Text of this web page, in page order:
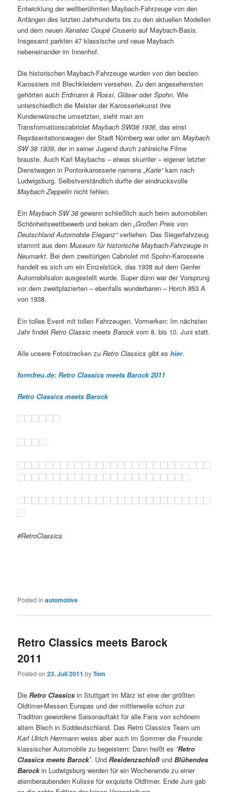
Entwicklung der weltberühmten Maybach-Fahrzeuge von den
Anfängen des letzten Jahrhunderts bis zu den aktuellen Modellen
und dem neuenXenatec Coupé Cruserio auf Maybach-Basis.
Insgesamt parkten 47 klassische und neue Maybach
nebeneinander im Innenhof.
Die historischen Maybach-Fahrzeuge wurden von den besten
Karossiers mit Blechkleidern versehen. Zu den angesehensten
gehörten auchErdmann & Rossi,GläseroderSpohn. Wie
unterschiedlich die Meister der Karosseriekunst ihre
Kundenwünsche umsetzten, sieht man am
TransformationscabrioletMaybach SW38 1936, das einst
Repräsentationswagen der Stadt Nürnberg war oder amMaybach
SW 38 1939, der in seiner Jugend durch zahlreiche Filme
brauste. Auch Karl Maybachs – etwas skurriler – eigener letzter
Dienstwagen in Pontonkarosserie namens„Karle“kam nach
Ludwigsburg. Selbstverständlich durfte der eindrucksvolle
Maybach Zeppelin nicht fehlen.
Ein Maybach SW 38 gewann schließlich auch beim automobilen
Schönheitswettbewerb und bekam den„Großen Preis von
Deutschland Automobile Eleganz“verliehen. Das Siegerfahrzeug
stammt aus demMuseum für historische Maybach-Fahrzeuge in
Neumarkt. Bei dem zweitürigen Cabriolet mit Spohn-Karosserie
handelt es sich um ein Einzelstück, das 1938 auf dem Genfer
Automobilsalon ausgestellt wurde. Super dünn war der Vorsprung
vor dem zweitplazierten – ebenfalls wunderbaren – Horch 853 A
von 1938.
Ein tolles Event mit tollen Fahrzeugen. Vormerken: Im nächsten
Jahr findetRetro Classic meets Barock vom 8. bis 10. Juni statt.
Alle unsere Fotostrecken zuRetro Classics gibt eshier.
formfreu.de: Retro Classics meets Barock 2011
Retro Classics meets Barock
#RetroClassics
Posted in automotive
Retro Classics meets Barock
2011
Posted on23. Juli 2011 byTom
DieRetro Classics in Stuttgart im März ist eine der größten
Oldtimer-Messen Europas und der mittlerweile schon zur
Tradition gewordene Saisonauftakt für alle Fans von schönem
altem Blech in Süddeutschland. Das Retro Classics Team um
Karl Ulrich Herrmann weiss aber auch im Sommer die Freunde
klassischer Automobile zu begeistern: Dann heißt es ‘Retro
Classics meets Barock’. UndResidenzschloß undBlühendes
Barockin Ludwigsburg werden für ein Wochenende zu einer
atemberaubenden Kulisse für exquisite Oldtimer. Ende Juni gab